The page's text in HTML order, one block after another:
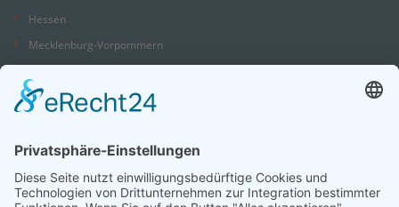
Hessen
Mecklenburg-Vorpommern
Niedersachsen
Nordrhein-Westfalen
Saarland
Sachsen